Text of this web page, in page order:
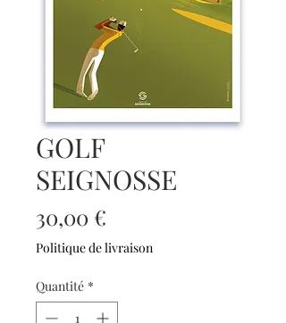
GOLF
SEIGNOSSE
30,00 €
Politique de livraison
Quantité *